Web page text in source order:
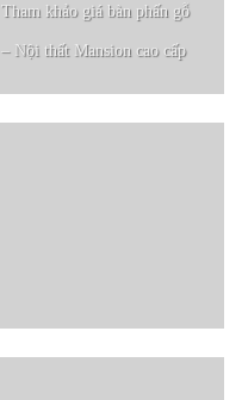
Tham khảo giá bàn phấn gỗ
– Nội thất Mansion cao cấp